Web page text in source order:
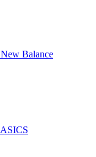
New Balance
ASICS